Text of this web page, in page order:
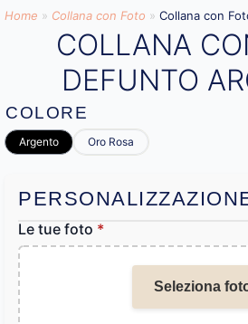
Home » Collana con Foto » Collana con
COLLANA
DEFUNTO
COLORE
Argento Oro Rosa
Le tue foto *
Seleziona